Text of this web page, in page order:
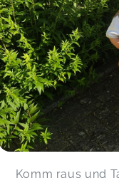
Komm raus und